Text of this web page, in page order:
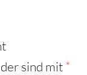
sind mit*